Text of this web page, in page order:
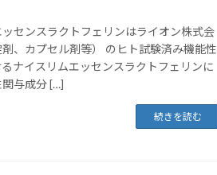
センスラクトフェリンはライオン株式会
、カプセル剤等） のヒト試験済み機能性
ナイスリムエッセンスラクトフェリンに
与成分 […]
続きを読む